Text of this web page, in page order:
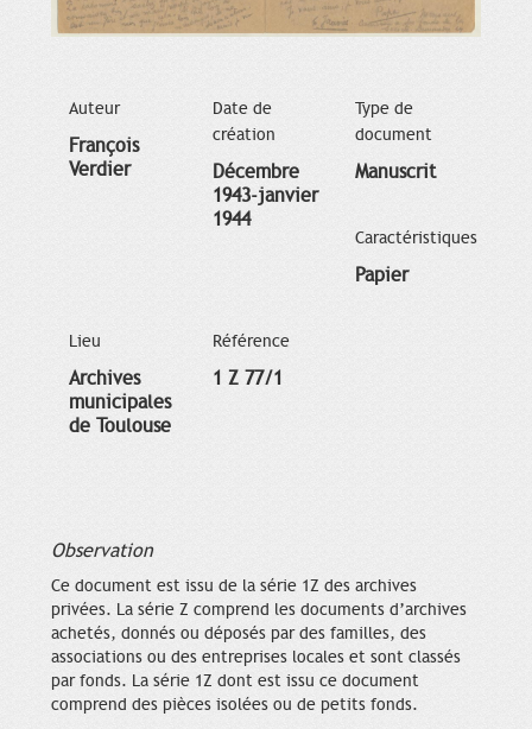
Auteur
François
Verdier
Date de
création
Décembre
1943-janvier
1944
Type de
document
Manuscrit
Caractéristiques
Papier
Lieu
Archives
municipales
de Toulouse
Référence
1 Z 77/1
Observation
Ce document est issu de la série 1Z des archives
privées. La série Z comprend les documents d’archives
achetés, donnés ou déposés par des familles, des
associations ou des entreprises locales et sont classés
par fonds. La série 1Z dont est issu ce document
comprend des pièces isolées ou de petits fonds.